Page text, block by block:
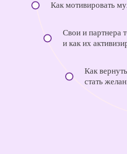
Как мотивировать
Свои и партнера
и как их
Как
стать